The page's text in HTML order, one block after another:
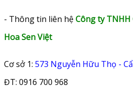
- Thông tin liên hệCông ty TNHH
Hoa Sen Việt
Cơ sở 1: 573 Nguyễn Hữu Thọ -
ĐT: 0916 700 968